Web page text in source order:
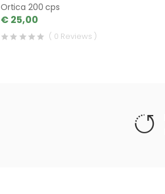
Ortica 200 cps
€ 25,00
( 0 Reviews )